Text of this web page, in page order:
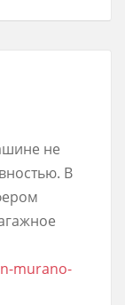
не
В
murano-